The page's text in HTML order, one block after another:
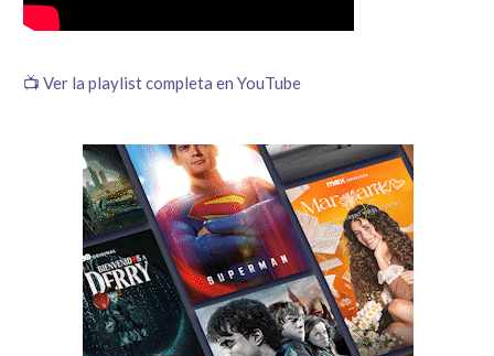
📺 Ver la playlist completa en YouTube